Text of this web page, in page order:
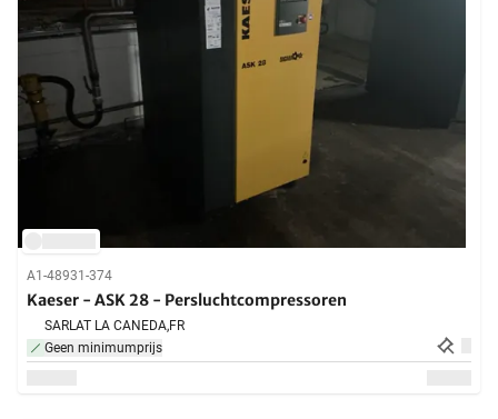
A1-48931-374
Kaeser - ASK 28 - Persluchtcompressoren
SARLAT LA CANEDA,FR
Geen minimumprijs